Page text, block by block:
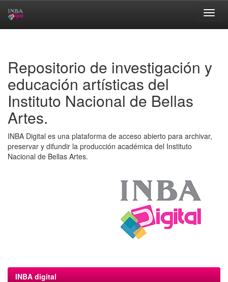
Repositorio de investigación y
educación artísticas del
Instituto Nacional de Bellas
Artes.
INBA Digital es una plataforma de acceso abierto para archivar,
preservar y difundir la producción académica del Instituto
Nacional de Bellas Artes.
INBA digital